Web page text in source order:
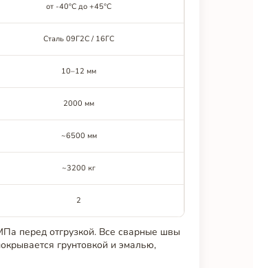
от -40°C до +45°C
Сталь 09Г2С / 16ГС
10–12 мм
2000 мм
~6500 мм
~3200 кг
2
перед отгрузкой. Все сварные швы
грунтовкой и эмалью,